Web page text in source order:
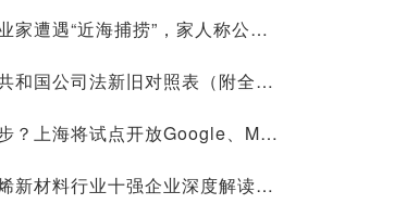
河北一企业家遭遇“近海捕捞”，家人称公司账上10.9亿现金惹祸
中华人民共和国公司法新旧对照表（附全文）
历史性一步？上海将试点开放Google、Meta等国际平台访问！
中国石墨烯新材料行业十强企业深度解读（2025）